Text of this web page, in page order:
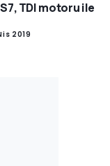
TDI motoru ile
2019